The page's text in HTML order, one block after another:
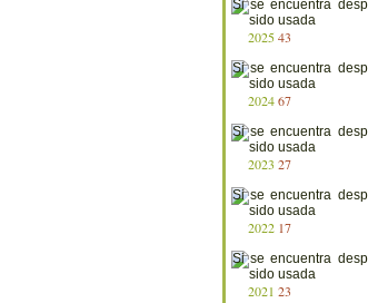
202543
202467
2023 27
2022 17
2021 23